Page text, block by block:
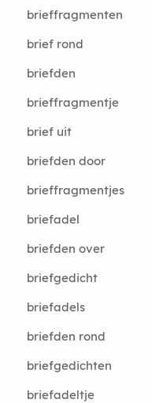
brieffragmenten
brief rond
briefden
brieffragmentje
brief uit
briefden door
brieffragmentjes
briefadel
briefden over
briefgedicht
briefadels
briefden rond
briefgedichten
briefadeltje